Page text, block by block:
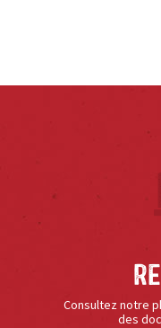
Consultez notre
des